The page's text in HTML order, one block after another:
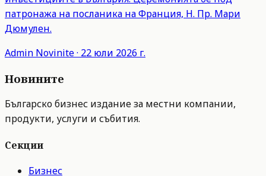
патронажа на посланика на Франция, Н. Пр. Мари
Дюмулен.
Admin Novinite· 22 юли 2026 г.
Новините
Българско бизнес издание за местни компании,
продукти, услуги и събития.
Секции
Бизнес